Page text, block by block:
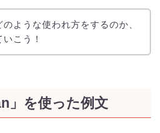
ような使われ方をするのか、
こう！
」を使った例文